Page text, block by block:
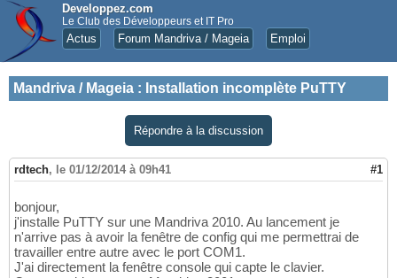
Developpez.com
Le Club des Développeurs et IT Pro
Actus Forum Mandriva / Mageia Emploi
Mandriva / Mageia : Installation incomplète PuTTY
Répondre à la discussion
rdtech, le 01/12/2014 à 09h41 #1
bonjour,
j'installe PuTTY sur une Mandriva 2010. Au lancement je
n'arrive pas à avoir la fenêtre de config qui me permettrai de
travailler entre autre avec le port COM1.
J'ai directement la fenêtre console qui capte le clavier.